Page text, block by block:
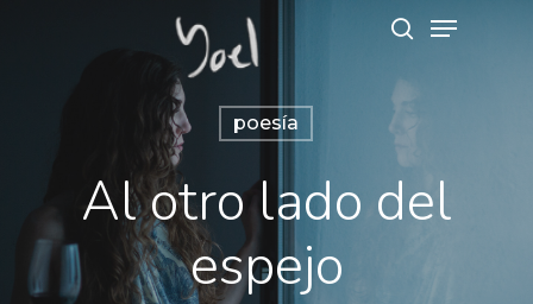
Hit enter to search or ESC to close
poesía
Al otro lado del
espejo